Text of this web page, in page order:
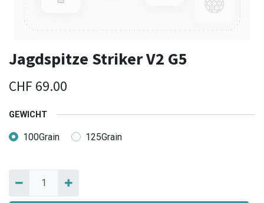
Jagdspitze Striker V2 G5
CHF 69.00
GEWICHT
100Grain 125Grain